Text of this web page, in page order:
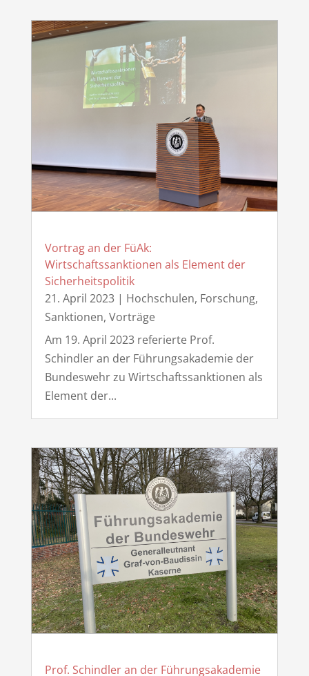
Vortrag an der FüAk:
Wirtschaftssanktionen als Element der
Sicherheitspolitik
21. April 2023| Hochschulen, Forschung,
Sanktionen, Vorträge
Am 19. April 2023 referierte Prof.
Schindler an der Führungsakademie der
Bundeswehr zu Wirtschaftssanktionen als
Element der...
Prof. Schindler an der Führungsakademie